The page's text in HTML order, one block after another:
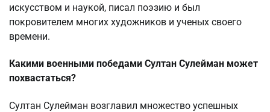
искусством и наукой, писал поэзию и был
покровителем многих художников и ученых своего
времени.
Какими военными победами Султан Сулейман может
похвастаться?
Султан Сулейман возглавил множество успешных